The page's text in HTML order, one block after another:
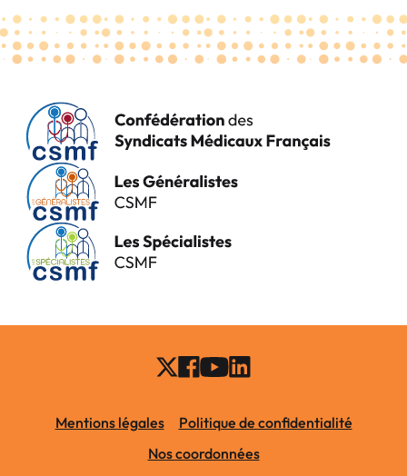
Mentions légales
Politique de confidentialité
Nos coordonnées